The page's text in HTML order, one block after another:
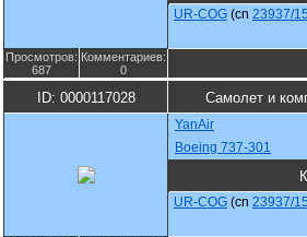
UR-COG (cn 23937/
Просмотров:
687
Комментариев:
0
ID: 0000117028 Самолет и
YanAir
Boeing 737-301
UR-COG (cn 23937/